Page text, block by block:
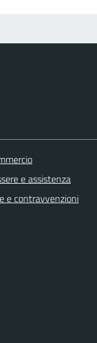
e assistenza
e contravvenzioni